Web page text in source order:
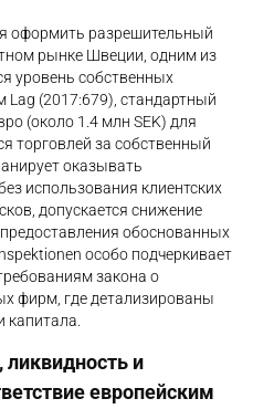
оформить разрешительный
рынке Швеции, одним из
уровень собственных
Lag (2017:679), стандартный
(около 1.4 млн SEK) для
торговлей за собственный
оказывать
использования клиентских
допускается снижение
обоснованных
особо подчеркивает
закона о
фирм, где детализированы
капитала.
ликвидность и
европейским